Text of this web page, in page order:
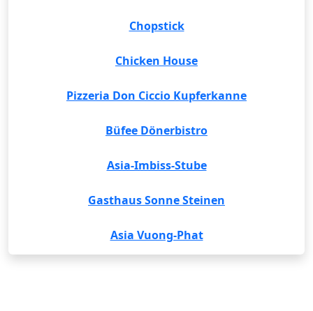
Chopstick
Chicken House
Pizzeria Don Ciccio Kupferkanne
Büfee Dönerbistro
Asia-Imbiss-Stube
Gasthaus Sonne Steinen
Asia Vuong-Phat